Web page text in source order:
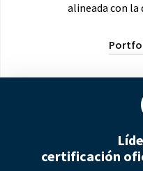
alineada con la
certificación